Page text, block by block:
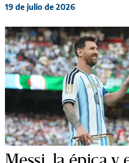
19 de julio de 2026